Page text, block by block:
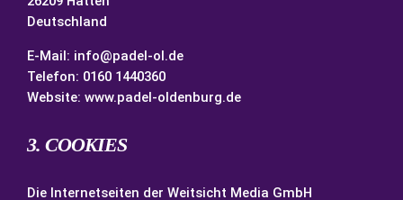
Deutschland
E-Mail: info@padel-ol.de
Telefon: 0160 1440360
Website: www.padel-oldenburg.de
3. COOKIES
Die Internetseiten der Weitsicht Media GmbH